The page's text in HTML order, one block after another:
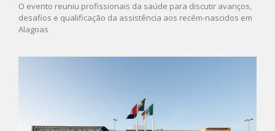
O evento reuniu profissionais da saúde para discutir avanços,
desafios e qualificação da assistência aos recém-nascidos em
Alagoas